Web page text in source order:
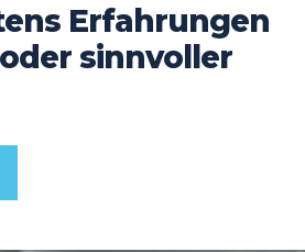
Erfahrungen
sinnvoller